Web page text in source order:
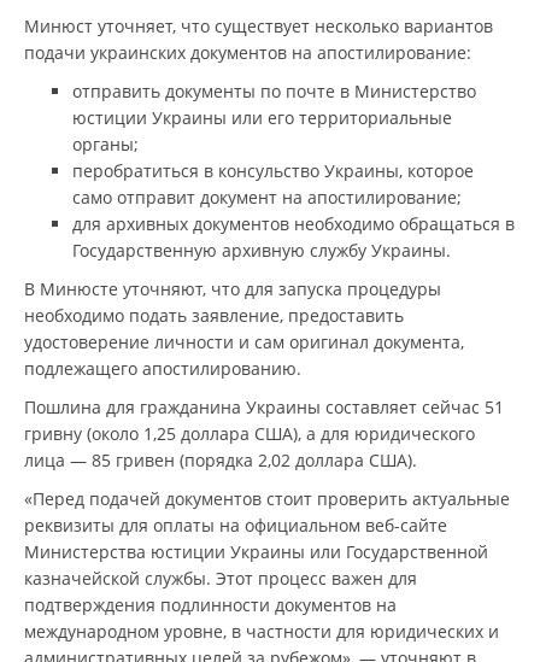
Минюст уточняет, что существует несколько вариантов
подачи украинских документов на апостилирование:
отправить документы по почте в Министерство
юстиции Украины или его территориальные
органы;
перобратиться в консульство Украины, которое
само отправит документ на апостилирование;
для архивных документов необходимо обращаться в
Государственную архивную службу Украины.
В Минюсте уточняют, что для запуска процедуры
необходимо подать заявление, предоставить
удостоверение личности и сам оригинал документа,
подлежащего апостилированию.
Пошлина для гражданина Украины составляет сейчас 51
гривну (около 1,25 доллара США), а для юридического
лица — 85 гривен (порядка 2,02 доллара США).
«Перед подачей документов стоит проверить актуальные
реквизиты для оплаты на официальном веб-сайте
Министерства юстиции Украины или Государственной
казначейской службы. Этот процесс важен для
подтверждения подлинности документов на
международном уровне, в частности для юридических и